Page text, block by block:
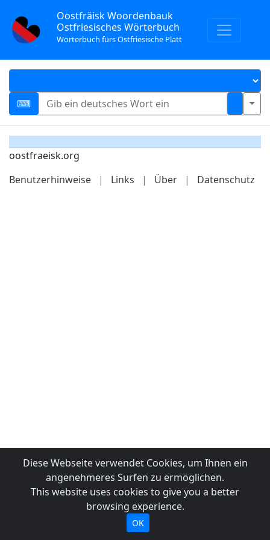
Oostfräisk Woordenbauk
Ostfriesisches Wörterbuch
Wörterbuch fürs Ostfriesische Platt
oostfraeisk.org
Benutzerhinweise
| Links | Über | Datenschutz
Diese Webseite verwendet Cookies, um Ihnen ein
angenehmeres Surfen zu ermöglichen.
This website uses cookies to give you a better
browsing experience.
OK